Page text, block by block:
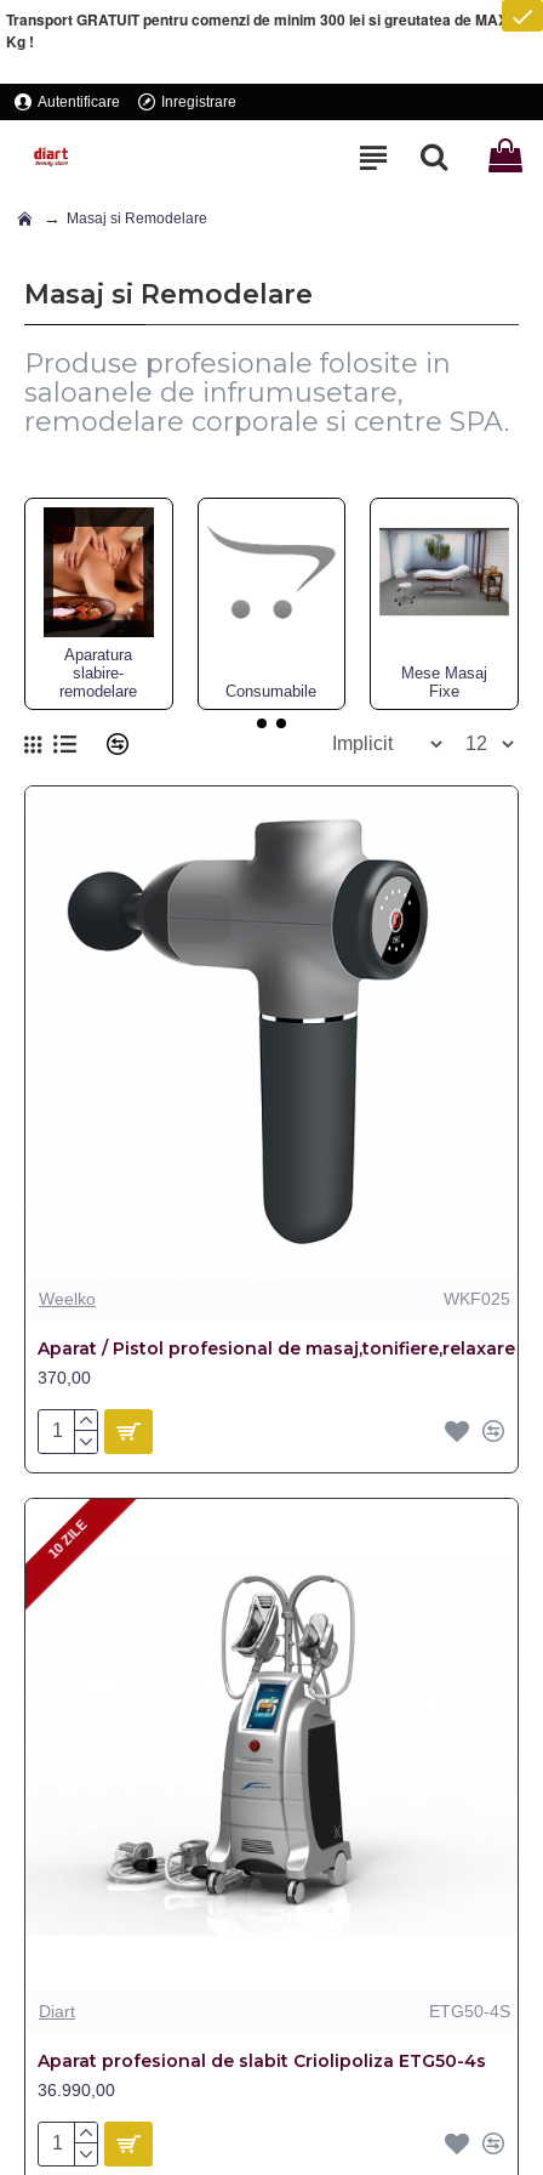
Transport GRATUIT pentru comenzi de minim 300 lei si greutatea de MAXIM 5
Kg !
Autentificare Inregistrare
Masaj si Remodelare
Masaj si Remodelare
Produse profesionale folosite in
saloanele de infrumusetare,
remodelare corporale si centre SPA.
Aparatura
slabire-
remodelare
Consumabile
Mese Masaj
Fixe
Weelko WKF025
Aparat / Pistol profesional de masaj,tonifiere,relaxare
370,00
10 ZILE
10 ZILE
Diart ETG50-4S
Aparat profesional de slabit Criolipoliza ETG50-4s
36.990,00